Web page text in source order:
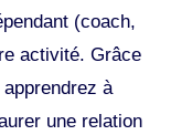
(coach,
activité. Grâce
à
une relation